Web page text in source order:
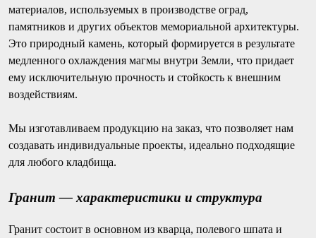
материалов, используемых в производстве оград,
памятников и других объектов мемориальной архитектуры.
Это природный камень, который формируется в результате
медленного охлаждения магмы внутри Земли, что придает
ему исключительную прочность и стойкость к внешним
воздействиям.
Мы изготавливаем продукцию на заказ, что позволяет нам
создавать индивидуальные проекты, идеально подходящие
для любого кладбища.
Гранит — характеристики и структура
Гранит состоит в основном из кварца, полевого шпата и